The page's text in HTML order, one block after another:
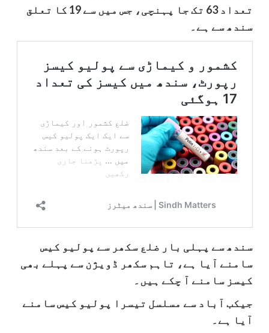
تعداد 63 تک جا پہنچی، جس میں سے 19 کا تعلق
سندھ سے ہے۔
سندھ سے پہلی بار ضلع سکھر سے پولیو کیس
سامنے آیا ہے، تاہم سکھر ڈویژن سے پہلے بھی
کیسز سامنے آ چکے ہیں۔
جیکب آباد سے مسلسل تیسرا پولیو کیس سامنے
آیا ہے۔